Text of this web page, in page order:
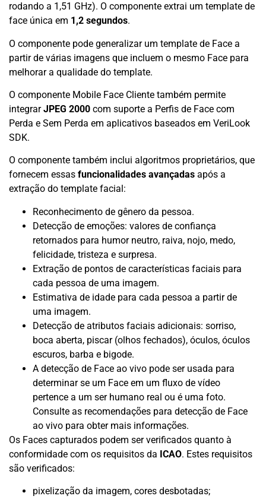
rodando a 1,51 GHz). O componente extrai um template de
face única em 1,2 segundos.
O componente pode generalizar um template de Face a
partir de várias imagens que incluem o mesmo Face para
melhorar a qualidade do template.
O componente Mobile Face Cliente também permite
integrarJPEG 2000 com suporte a Perfis de Face com
Perda e Sem Perda em aplicativos baseados em VeriLook
SDK.
O componente também inclui algoritmos proprietários, que
fornecem essas funcionalidades avançadas após a
extração do template facial:
Reconhecimento de gênero da pessoa.
Detecção de emoções: valores de confiança
retornados para humor neutro, raiva, nojo, medo,
felicidade, tristeza e surpresa.
Extração de pontos de características faciais para
cada pessoa de uma imagem.
Estimativa de idade para cada pessoa a partir de
uma imagem.
Detecção de atributos faciais adicionais: sorriso,
boca aberta, piscar (olhos fechados), óculos, óculos
escuros, barba e bigode.
A detecção de Face ao vivo pode ser usada para
determinar se um Face em um fluxo de vídeo
pertence a um ser humano real ou é uma foto.
Consulte as recomendações para detecção de Face
ao vivo para obter mais informações.
Os Faces capturados podem ser verificados quanto à
conformidade com os requisitos da ICAO. Estes requisitos
são verificados:
pixelização da imagem, cores desbotadas;